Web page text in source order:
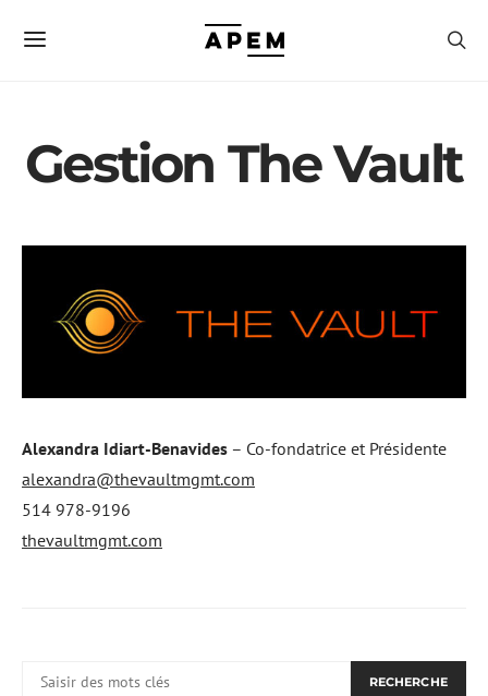
Gestion The Vault
Alexandra Idiart-Benavides – Co-fondatrice et Présidente
alexandra@thevaultmgmt.com
514 978-9196
thevaultmgmt.com
RECHERCHE